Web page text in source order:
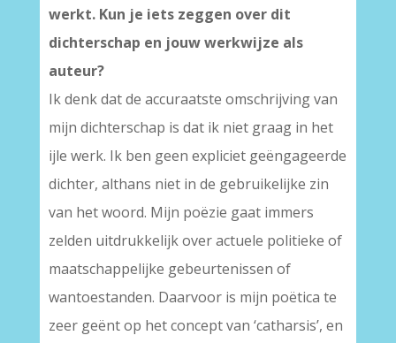
werkt. Kun je iets zeggen over dit
dichterschap en jouw werkwijze als
auteur?
Ik denk dat de accuraatste omschrijving van
mijn dichterschap is dat ik niet graag in het
ijle werk. Ik ben geen expliciet geëngageerde
dichter, althans niet in de gebruikelijke zin
van het woord. Mijn poëzie gaat immers
zelden uitdrukkelijk over actuele politieke of
maatschappelijke gebeurtenissen of
wantoestanden. Daarvoor is mijn poëtica te
zeer geënt op het concept van ‘catharsis’, en